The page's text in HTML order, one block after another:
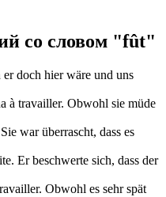
со словом "fût"
er doch hierwäre und uns
à travailler. Obwohl sie müde
Sie warüberrascht, dass es
Er beschwerte sich, dass der
Obwohl es sehr spät